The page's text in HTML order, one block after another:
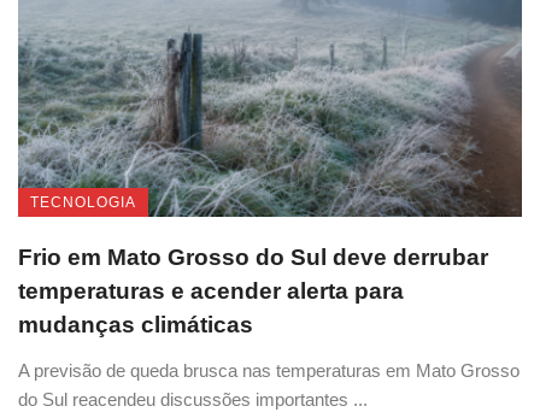
TECNOLOGIA
Frio em Mato Grosso do Sul deve derrubar
temperaturas e acender alerta para
mudanças climáticas
A previsão de queda brusca nas temperaturas em Mato Grosso
do Sul reacendeu discussões importantes ...